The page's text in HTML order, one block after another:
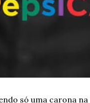
só uma carona